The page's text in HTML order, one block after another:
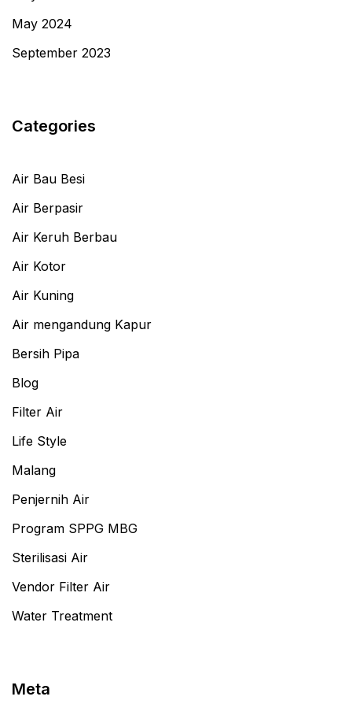
May 2024
September 2023
Categories
Air Bau Besi
Air Berpasir
Air Keruh Berbau
Air Kotor
Air Kuning
Air mengandung Kapur
Bersih Pipa
Blog
Filter Air
Life Style
Malang
Penjernih Air
Program SPPG MBG
Sterilisasi Air
Vendor Filter Air
Water Treatment
Meta